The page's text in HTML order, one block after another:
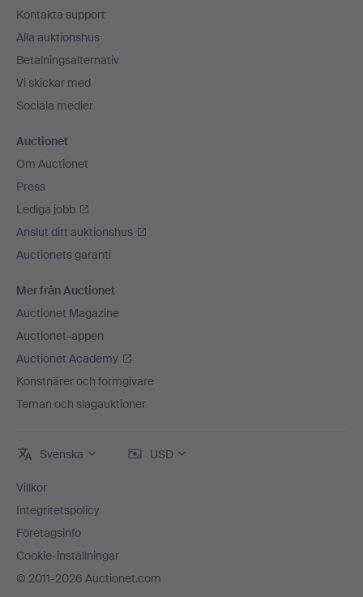
Kontakta support
Alla auktionshus
Betalningsalternativ
Vi skickar med
Sociala medier
Auctionet
Om Auctionet
Press
Lediga jobb
Anslut ditt auktionshus
Auctionets garanti
Mer från Auctionet
Auctionet Magazine
Auctionet-appen
Auctionet Academy
Konstnärer och formgivare
Teman och slagauktioner
Svenska USD
Villkor
Integritetspolicy
Företagsinfo
Cookie-inställningar
© 2011-2026 Auctionet.com